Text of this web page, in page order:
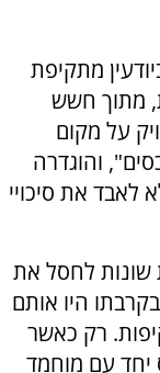
מתקיפת
מתוך חשש
על מקום
והוגדרה
לאבד את סיכויי
שונות לחסל את
היו אותם
רק כאשר
יחד עם מוחמד